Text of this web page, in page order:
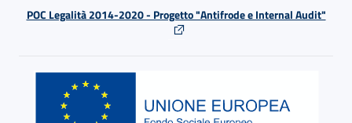
POC Legalità 2014-2020 - Progetto "Antifrode e Internal Audit"